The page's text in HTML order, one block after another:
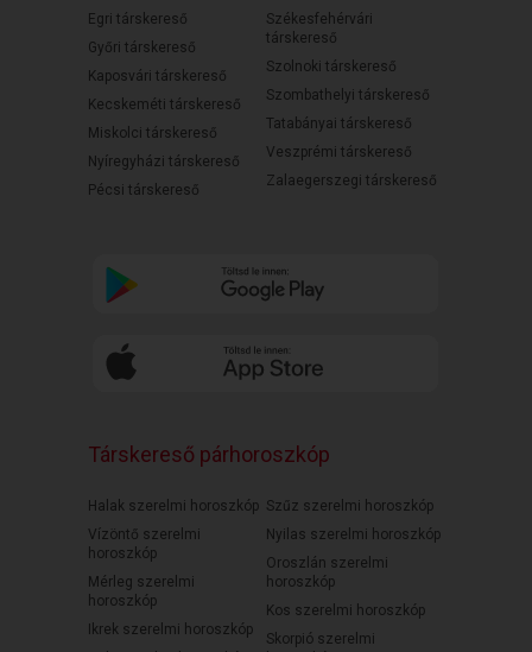
Egri társkereső
Győri társkereső
Kaposvári társkereső
Kecskeméti társkereső
Miskolci társkereső
Nyíregyházi társkereső
Pécsi társkereső
Székesfehérvári
társkereső
Szolnoki társkereső
Szombathelyi társkereső
Tatabányai társkereső
Veszprémi társkereső
Zalaegerszegi társkereső
Társkereső párhoroszkóp
Halak szerelmi horoszkóp
Vízöntő szerelmi
horoszkóp
Mérleg szerelmi
horoszkóp
Ikrek szerelmi horoszkóp
Szűz szerelmi horoszkóp
Nyilas szerelmi horoszkóp
Oroszlán szerelmi
horoszkóp
Kos szerelmi horoszkóp
Skorpió szerelmi